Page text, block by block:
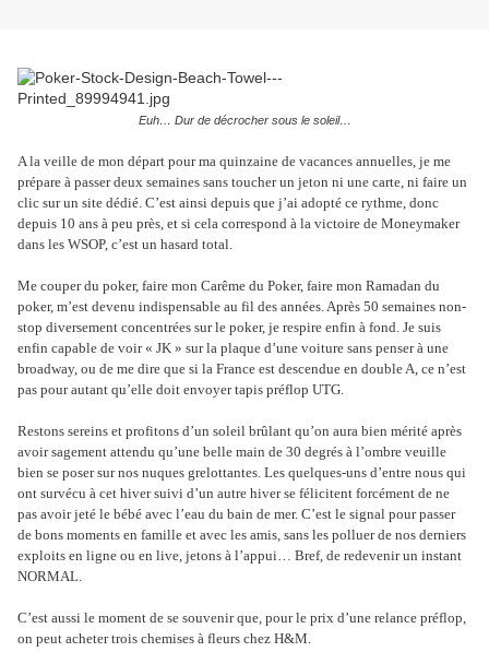
Euh… Dur de décrocher sous le soleil…
A la veille de mon départ pour ma quinzaine de vacances annuelles, je me
prépare à passer deux semaines sans toucher un jeton ni une carte, ni faire un
clic sur un site dédié. C’est ainsi depuis que j’ai adopté ce rythme, donc
depuis 10 ans à peu près, et si cela correspond à la victoire de Moneymaker
dans les WSOP, c’est un hasard total.
Me couper du poker, faire mon Carême du Poker, faire mon Ramadan du
poker, m’est devenu indispensable au fil des années. Après 50 semaines non-
stop diversement concentrées sur le poker, je respire enfin à fond. Je suis
enfin capable de voir « JK » sur la plaque d’une voiture sans penser à une
broadway, ou de me dire que si la France est descendue en double A, ce n’est
pas pour autant qu’elle doit envoyer tapis préflop UTG.
Restons sereins et profitons d’un soleil brûlant qu’on aura bien mérité après
avoir sagement attendu qu’une belle main de 30 degrés à l’ombre veuille
bien se poser sur nos nuques grelottantes. Les quelques-uns d’entre nous qui
ont survécu à cet hiver suivi d’un autre hiver se félicitent forcément de ne
pas avoir jeté le bébé avec l’eau du bain de mer. C’est le signal pour passer
de bons moments en famille et avec les amis, sans les polluer de nos derniers
exploits en ligne ou en live, jetons à l’appui… Bref, de redevenir un instant
NORMAL.
C’est aussi le moment de se souvenir que, pour le prix d’une relance préflop,
on peut acheter trois chemises à fleurs chez H&M.